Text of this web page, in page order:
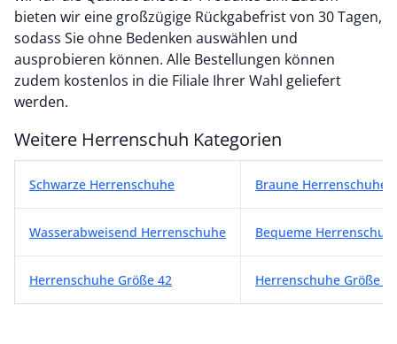
bieten wir eine großzügige Rückgabefrist von 30 Tagen,
sodass Sie ohne Bedenken auswählen und
ausprobieren können. Alle Bestellungen können
zudem kostenlos in die Filiale Ihrer Wahl geliefert
werden.
Weitere Herrenschuh Kategorien
Schwarze Herrenschuhe Braune Herrenschuhe
Wasserabweisend Herrenschuhe Bequeme
Herrenschuhe Größe 42 Herrenschuhe Größe 43